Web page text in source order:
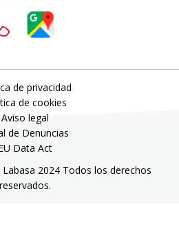
2024 Todos los derechos
reservados.
de privacidad
de cookies
Aviso legal
de Denuncias
Data Act